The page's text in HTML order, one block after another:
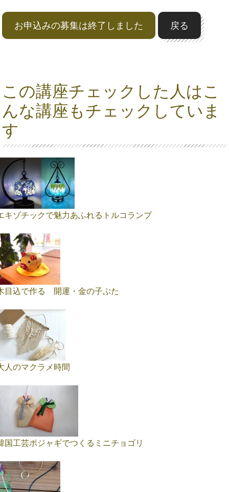
お申込みの募集は終了しました 戻る
この講座チェックした人はこ
んな講座もチェックしていま
す
キゾチックで魅力あふれるトルコランプ
目込で作る 開運・金の子ぶた
人のマクラメ時間
国工芸ポジャギでつくるミニチョゴリ